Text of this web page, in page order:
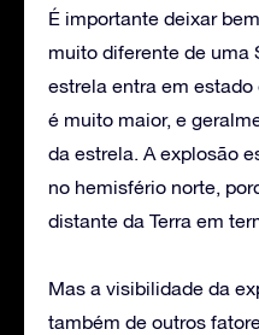
É importante deixar
muito diferente de uma
estrela entra em
é muito maior, e
da estrela. A explosão
no hemisfério norte,
distante da Terra em
Mas a visibilidade da
também de outros